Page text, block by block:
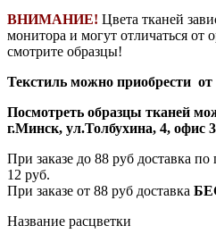
ВНИМАНИЕ! Цвета тканей
монитора и могут отличаться от
смотрите образцы!
Текстиль можно приобрести от
Посмотреть образцы тканей
г.Минск, ул.Толбухина, 4, офис
При заказе до 88 руб доставка
12 руб.
При заказе от 88 руб доставка
Название расцветки